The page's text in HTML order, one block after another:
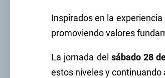
Inspirados en la
promoviendo valores
La jornada del sábado 28
estos niveles y continuando